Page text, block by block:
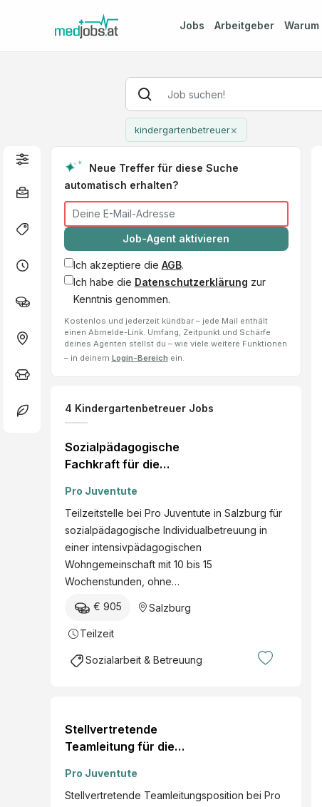
Jobs Arbeitgeber Warum
kindergartenbetreuer×
Neue Treffer für diese Suche
automatisch erhalten?
Job-Agent aktivieren
Ich akzeptiere die AGB.
Ich habe die Datenschutzerklärung zur
Kenntnis genommen.
Kostenlos und jederzeit kündbar – jede Mail enthält
einen Abmelde-Link. Umfang, Zeitpunkt und Schärfe
deines Agenten stellst du – wie viele weitere Funktionen
– in deinem Login-Bereich ein.
4 Kindergartenbetreuer Jobs
Sozialpädagogische
Fachkraft für die
Intensivpädagogischen
Wohngemeinschaft
Eduard-Baumgartner-
Straße (m./w./d.)
Pro Juventute
Teilzeitstelle bei Pro Juventute in Salzburg für
sozialpädagogische Individualbetreuung in
einer intensivpädagogischen
Wohngemeinschaft mit 10 bis 15
Wochenstunden, ohne…
€ 905 Salzburg
Teilzeit
Sozialarbeit & Betreuung
Stellvertretende
Teamleitung für die
Wohngemeinschaft in
Wien 1100 (m./w./d.)
Pro Juventute
Stellvertretende Teamleitungsposition bei Pro